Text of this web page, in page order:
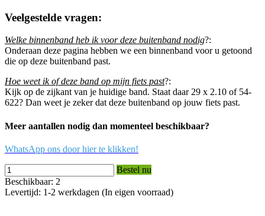
Veelgestelde vragen:
Welke binnenband heb ik voor deze buitenband nodig?:
Onderaan deze pagina hebben we een binnenband voor u getoond
die op deze buitenband past.
Hoe weet ik of deze band op mijn fiets past?:
Kijk op de zijkant van je huidige band. Staat daar 29 x 2.10 of 54-
622? Dan weet je zeker dat deze buitenband op jouw fiets past.
Meer aantallen nodig dan momenteel beschikbaar?
WhatsApp ons door hier te klikken!
Bestel nu
Beschikbaar: 2
Levertijd: 1-2 werkdagen (In eigen voorraad)